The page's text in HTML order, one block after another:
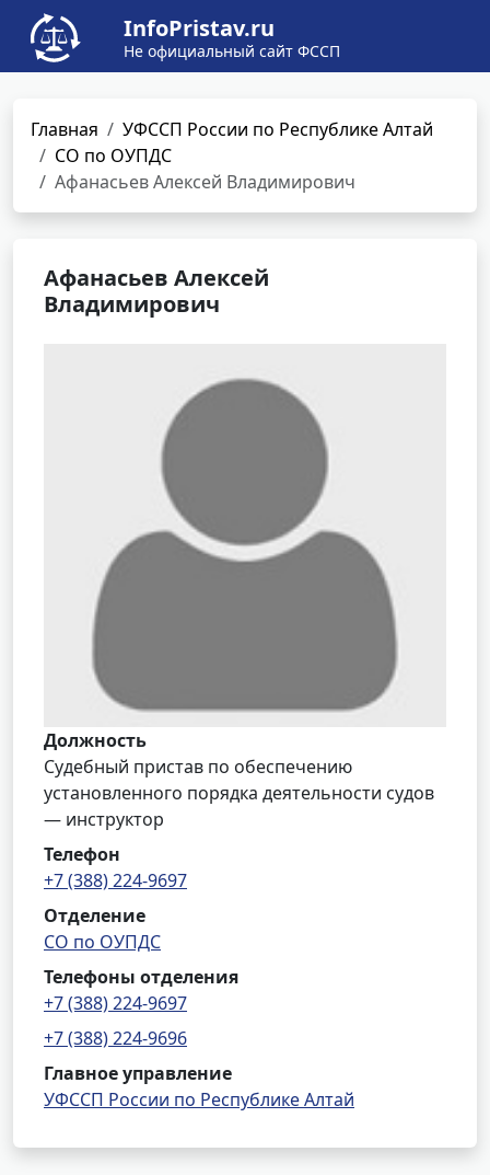
InfoPristav.ru
Не официальный сайт ФССП
Главная
УФССП России по Республике Алтай
СО по ОУПДС
Афанасьев Алексей Владимирович
Афанасьев Алексей
Владимирович
Должность
Судебный пристав по обеспечению
установленного порядка деятельности судов
— инструктор
Телефон
+7 (388) 224-9697
Отделение
СО по ОУПДС
Телефоны отделения
+7 (388) 224-9697
+7 (388) 224-9696
Главное управление
УФССП России по Республике Алтай